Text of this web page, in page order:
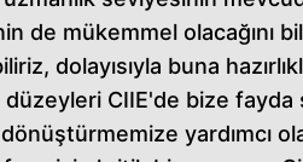
de mükemmel olacağını
dolayısıyla buna
düzeyleri CIIE'de bize
yardımcı